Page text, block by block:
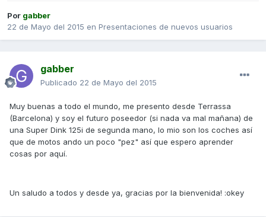
Por gabber
22 de Mayo del 2015 en Presentaciones de nuevos usuarios
gabber
Publicado 22 de Mayo del 2015
Muy buenas a todo el mundo, me presento desde Terrassa
(Barcelona) y soy el futuro poseedor (si nada va mal mañana) de
una Super Dink 125i de segunda mano, lo mio son los coches así
que de motos ando un poco "pez" así que espero aprender
cosas por aquí.
Un saludo a todos y desde ya, gracias por la bienvenida! :okey